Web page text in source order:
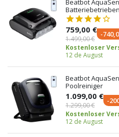
Beatbot
759,00 €
1.499,00 €
-
Kostenloser
12 de August
Beatbot
Poolreiniger
1.099,00 €
1.299,00 €
-
Kostenloser
12 de August